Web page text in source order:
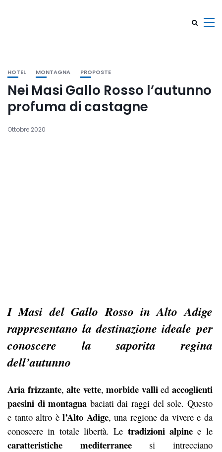
HOTEL MONTAGNA PROPOSTE
Nei Masi Gallo Rosso l’autunno
profuma di castagne
Ottobre 2020
I Masi del Gallo Rosso in Alto Adige
rappresentano la destinazione idealeper
conoscere la saporita regina
dell’autunno
Aria frizzante,alte vette,morbide vallied accoglienti
paesini di montagna baciati dai raggi del sole. Questo
e tanto altro èl’Alto Adige, una regione da vivere e da
conoscere in totale libertà. Le tradizioni alpine e le
caratteristiche mediterraneesi intrecciano